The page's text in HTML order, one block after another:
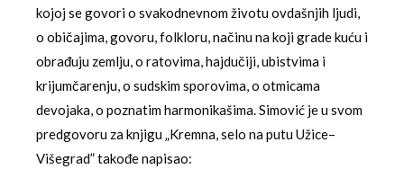
kojoj se govori o svakodnevnom životu ovdašnjih ljudi,
o običajima, govoru, folkloru, načinu na koji grade kuću i
obrađuju zemlju, o ratovima, hajdučiji, ubistvima i
krijumčarenju, o sudskim sporovima, o otmicama
devojaka, o poznatim harmonikašima. Simović je u svom
predgovoru za knjigu „Kremna, selo na putu Užice–
Višegrad” takođe napisao: